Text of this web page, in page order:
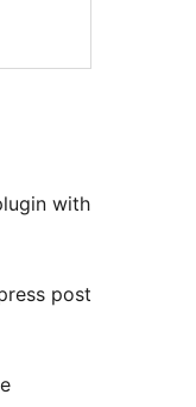
with
post